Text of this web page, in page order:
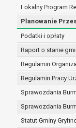
Lokalny Program
Planowanie
Podatki i opłaty
Raport o stanie
Regulamin
Regulamin Pracy
Sprawozdania
Sprawozdania
Statut Gminy
W związku
mogą być
odbiorców
Pani/
realizacji